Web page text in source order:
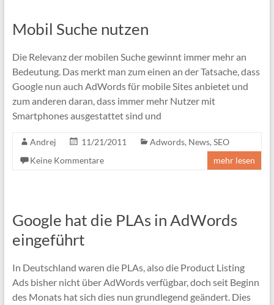
Mobil Suche nutzen
Die Relevanz der mobilen Suche gewinnt immer mehr an
Bedeutung. Das merkt man zum einen an der Tatsache, dass
Google nun auch AdWords für mobile Sites anbietet und
zum anderen daran, dass immer mehr Nutzer mit
Smartphones ausgestattet sind und
Andrej 11/21/2011 Adwords, News, SEO
Keine Kommentare
mehr lesen
Google hat die PLAs in AdWords
eingeführt
In Deutschland waren die PLAs, also die Product Listing
Ads bisher nicht über AdWords verfügbar, doch seit Beginn
des Monats hat sich dies nun grundlegend geändert. Dies